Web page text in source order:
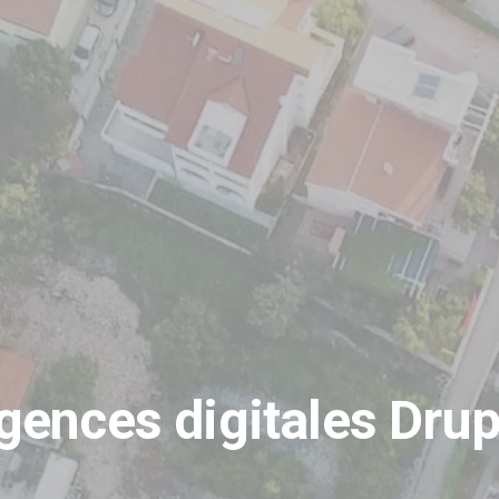
digitales